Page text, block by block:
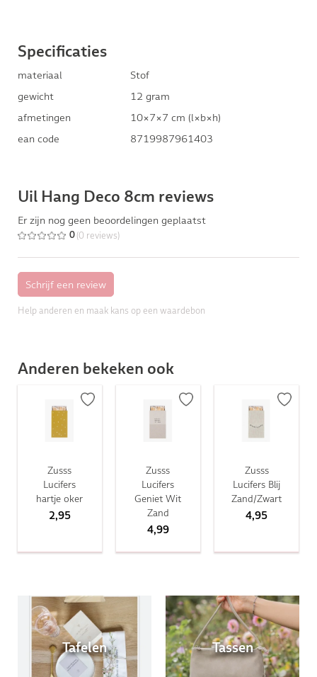
Specificaties
materiaal
Stof
gewicht
12 gram
afmetingen
10×7×7 cm (l×b×h)
ean code
8719987961403
Uil Hang Deco 8cm reviews
Er zijn nog geen beoordelingen geplaatst
0 (0 reviews)
Help anderen en maak kans op een waardebon
Anderen bekeken ook
Zusss
Lucifers
hartje oker
2,95
Zusss
Lucifers
Geniet Wit
Zand
4,99
Zusss
Lucifers Blij
Zand/Zwart
4,95
Tafelen Tassen